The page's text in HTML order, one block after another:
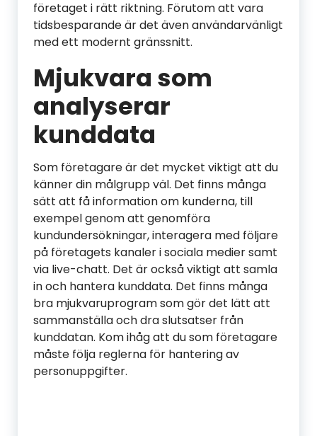
företaget i rätt riktning. Förutom att vara
tidsbesparande är det även användarvänligt
med ett modernt gränssnitt.
Mjukvara som
analyserar
kunddata
Som företagare är det mycket viktigt att du
känner din målgrupp väl. Det finns många
sätt att få information om kunderna, till
exempel genom att genomföra
kundundersökningar, interagera med följare
på företagets kanaler i sociala medier samt
via live-chatt. Det är också viktigt att samla
in och hantera kunddata. Det finns många
bra mjukvaruprogram som gör det lätt att
sammanställa och dra slutsatser från
kunddatan. Kom ihåg att du som företagare
måste följa reglerna för hantering av
personuppgifter.